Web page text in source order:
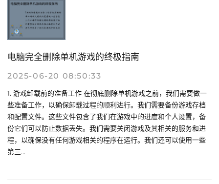
电脑完全删除单机游戏的终极指南
2025-06-20 08:50:33
1. 游戏卸载前的准备工作 在彻底删除单机游戏之前，我们需要做一
些准备工作，以确保卸载过程的顺利进行。我们需要备份游戏存档
和配置文件。这些文件包含了我们在游戏中的进度和个人设置，备
份它们可以防止数据丢失。我们需要关闭游戏及其相关的服务和进
程，以确保没有任何游戏相关的程序在运行。我们还可以使用一些
第三...